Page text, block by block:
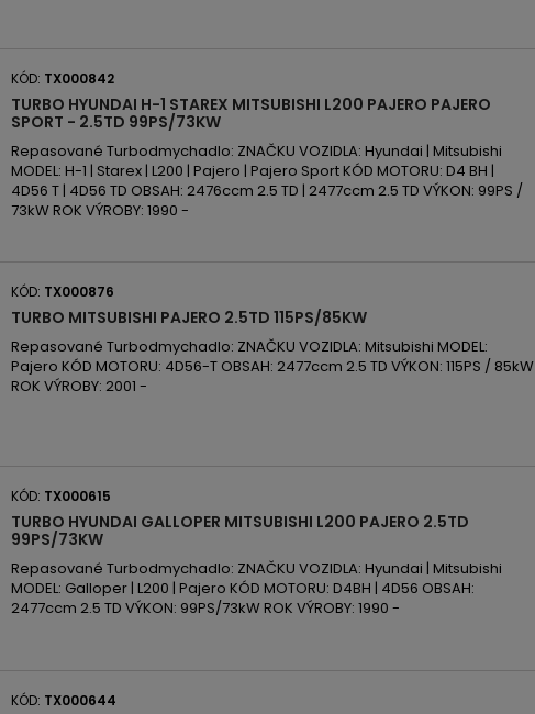
KÓD: TX000842
TURBO HYUNDAI H-1 STAREX MITSUBISHI L200 PAJERO PAJERO
SPORT - 2.5TD 99PS/73KW
Repasované Turbodmychadlo: ZNAČKU VOZIDLA: Hyundai | Mitsubishi
MODEL: H-1 | Starex | L200 | Pajero | Pajero Sport KÓD MOTORU: D4 BH |
4D56 T | 4D56 TD OBSAH: 2476ccm 2.5 TD | 2477ccm 2.5 TD VÝKON: 99PS /
73kW ROK VÝROBY: 1990 -
KÓD: TX000876
TURBO MITSUBISHI PAJERO 2.5TD 115PS/85KW
Repasované Turbodmychadlo: ZNAČKU VOZIDLA: Mitsubishi MODEL:
Pajero KÓD MOTORU: 4D56-T OBSAH: 2477ccm 2.5 TD VÝKON: 115PS / 85kW
ROK VÝROBY: 2001 -
KÓD: TX000615
TURBO HYUNDAI GALLOPER MITSUBISHI L200 PAJERO 2.5TD
99PS/73KW
Repasované Turbodmychadlo: ZNAČKU VOZIDLA: Hyundai | Mitsubishi
MODEL: Galloper | L200 | Pajero KÓD MOTORU: D4BH | 4D56 OBSAH:
2477ccm 2.5 TD VÝKON: 99PS/73kW ROK VÝROBY: 1990 -
KÓD: TX000644